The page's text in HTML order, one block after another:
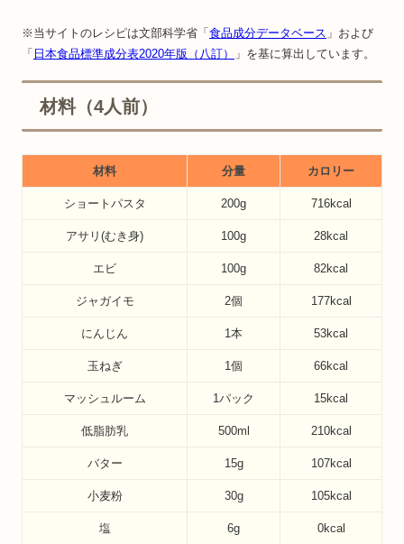
※当サイトのレシピは文部科学省「 食品成分データベース 」および
「 日本食品標準成分表2020年版（八訂） 」を基に算出しています。
材料（4人前）
材料 分量 カロリー
ショートパスタ 200g 716kcal
アサリ(むき身) 100g 28kcal
エビ 100g 82kcal
ジャガイモ 2個 177kcal
にんじん 1本 53kcal
玉ねぎ 1個 66kcal
マッシュルーム 1パック 15kcal
低脂肪乳 500ml 210kcal
バター 15g 107kcal
小麦粉 30g 105kcal
塩 6g 0kcal